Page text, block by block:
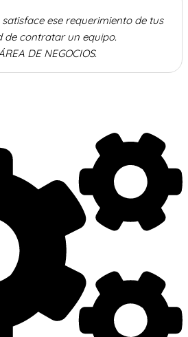
ese requerimiento de tus
de contratar un equipo.
DE NEGOCIOS.